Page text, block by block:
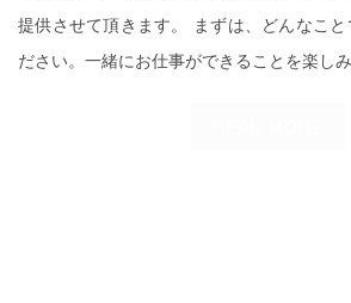
提供させて頂きます。 まずは、どんなこと
ださい。一緒にお仕事ができることを楽し